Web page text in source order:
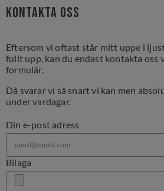
Kontakta oss
Eftersom vi oftast står mitt uppe i
fullt upp, kan du endast kontakta oss
formulär.
Då svarar vi så snart vi kan men
under vardagar.
Din e-post adress
Bilaga